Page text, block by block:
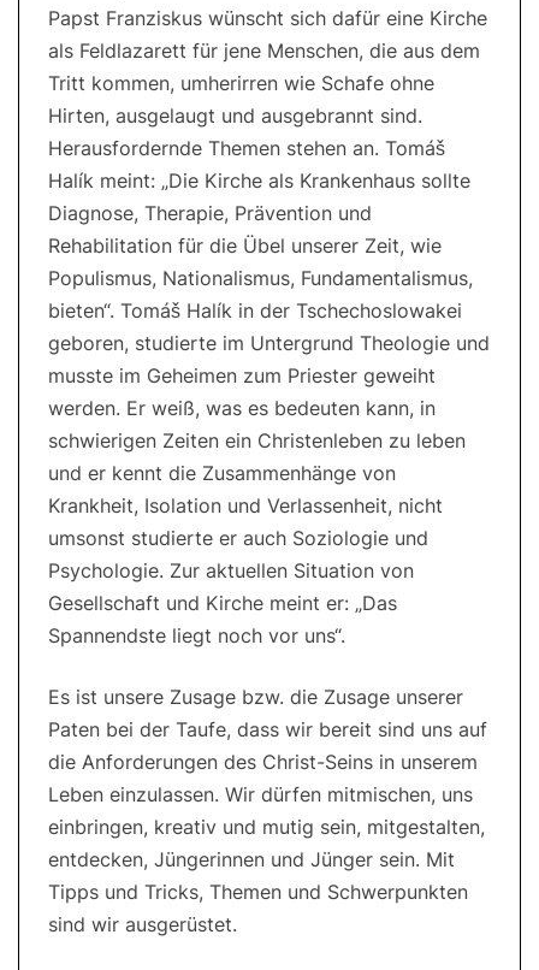
Papst Franziskus wünscht sich dafür eine Kirche
als Feldlazarett für jene Menschen, die aus dem
Tritt kommen, umherirren wie Schafe ohne
Hirten, ausgelaugt und ausgebrannt sind.
Herausfordernde Themen stehen an. Tomáš
Halík meint: „Die Kirche als Krankenhaus sollte
Diagnose, Therapie, Prävention und
Rehabilitation für die Übel unserer Zeit, wie
Populismus, Nationalismus, Fundamentalismus,
bieten“. Tomáš Halík in der Tschechoslowakei
geboren, studierte im Untergrund Theologie und
musste im Geheimen zum Priester geweiht
werden. Er weiß, was es bedeuten kann, in
schwierigen Zeiten ein Christenleben zu leben
und er kennt die Zusammenhänge von
Krankheit, Isolation und Verlassenheit, nicht
umsonst studierte er auch Soziologie und
Psychologie. Zur aktuellen Situation von
Gesellschaft und Kirche meint er: „Das
Spannendste liegt noch vor uns“.
Es ist unsere Zusage bzw. die Zusage unserer
Paten bei der Taufe, dass wir bereit sind uns auf
die Anforderungen des Christ-Seins in unserem
Leben einzulassen. Wir dürfen mitmischen, uns
einbringen, kreativ und mutig sein, mitgestalten,
entdecken, Jüngerinnen und Jünger sein. Mit
Tipps und Tricks, Themen und Schwerpunkten
sind wir ausgerüstet.